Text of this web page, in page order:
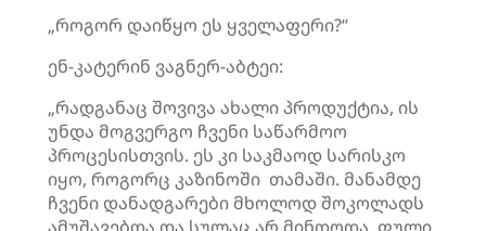
„როგორ დაიწყო ეს ყველაფერი?“
ენ-კატერინ ვაგნერ-აბტეი:
„რადგანაც შოვივა ახალი პროდუქტია, ის
უნდა მოგვერგო ჩვენი საწარმოო
პროცესისთვის. ეს კი საკმაოდ სარისკო
იყო, როგორც კაზინოში თამაში. მანამდე
ჩვენი დანადგარები მხოლოდ შოკოლადს